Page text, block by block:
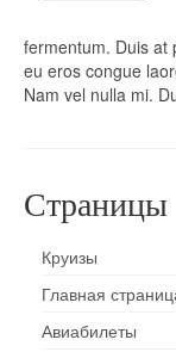
fermentum. Duis at
eu eros congue
Nam vel nulla mi.
Страницы
Круизы
Главная
Авиабилеты